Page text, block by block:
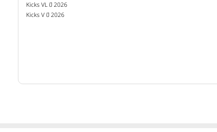
Kicks VL ปี 2026
Kicks V ปี 2026